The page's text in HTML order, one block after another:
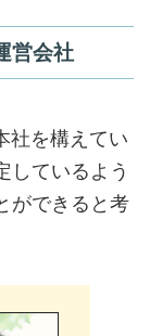
営会社
社を構えてい
しているよう
ができると考